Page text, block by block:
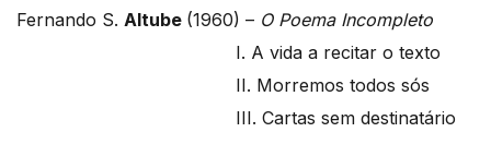
Fernando S. Altube (1960) – O Poema Incompleto
I. A vida a recitar o texto
II. Morremos todos sós
III. Cartas sem destinatário